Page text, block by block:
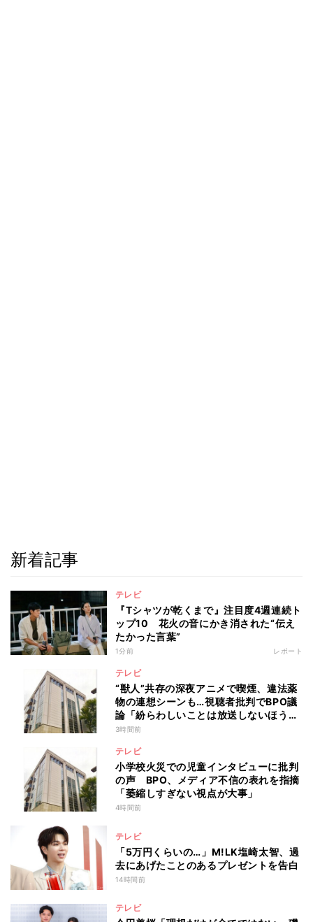
新着記事
テレビ
『Tシャツが乾くまで』注目度4週連続ト
ップ10 花火の音にかき消された“伝え
たかった言葉”
1分前 レポート
テレビ
“獣人”共存の深夜アニメで喫煙、違法薬
物の連想シーンも…視聴者批判でBPO議
論「紛らわしいことは放送しないほう
が」
3時間前
テレビ
小学校火災での児童インタビューに批判
の声 BPO、メディア不信の表れを指摘
「萎縮しすぎない視点が大事」
4時間前
テレビ
「5万円くらいの…」M!LK塩崎太智、過
去にあげたことのあるプレゼントを告白
14時間前
テレビ